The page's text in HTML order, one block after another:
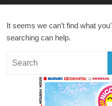
It seems we can’t find what
searching can help.